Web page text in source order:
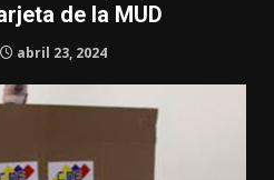
de la MUD
abril 23, 2024